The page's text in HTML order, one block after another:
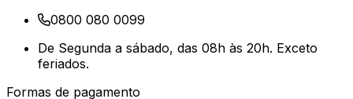
0800 080 0099
De Segunda a sábado, das 08h às 20h. Exceto
feriados.
Formas de pagamento